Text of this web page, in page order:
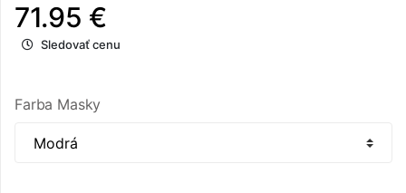
71.95 €
Sledovať cenu
Farba Masky